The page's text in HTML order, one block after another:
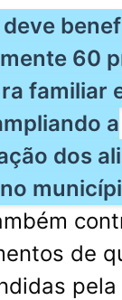
60
familiar
a
dos
de